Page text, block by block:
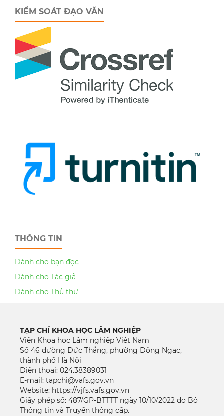
KIỂM SOÁT ĐẠO VĂN
THÔNG TIN
Dành cho bạn đọc
Dành cho Tác giả
Dành cho Thủ thư
TẠP CHÍ KHOA HỌC LÂM NGHIỆP
Viện Khoa học Lâm nghiệp Việt Nam
Số 46 đường Đức Thắng, phường Đông Ngạc,
thành phố Hà Nội
Điện thoại: 024.38389031
E-mail: tapchi@vafs.gov.vn
Website: https://vjfs.vafs.gov.vn
Giấy phép số: 487/GP-BTTTT ngày 10/10/2022 do Bộ
Thông tin và Truyền thông cấp.